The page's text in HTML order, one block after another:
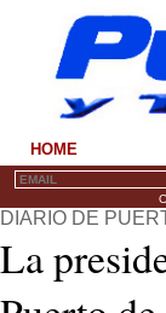
HOME
DIARIO DE
La